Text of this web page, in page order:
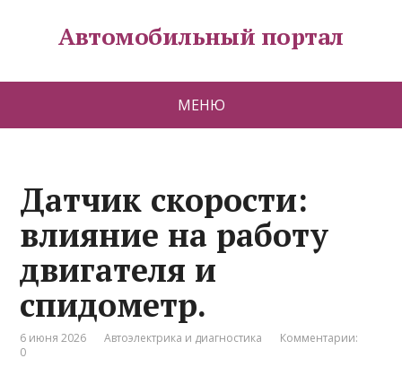
Автомобильный портал
МЕНЮ
Датчик скорости:
влияние на работу
двигателя и
спидометр.
6 июня 2026 Автоэлектрика и диагностика
Комментарии:
0